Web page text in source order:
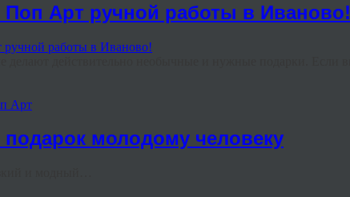
Арт ручной работы в Иваново!
Арт
молодому человеку